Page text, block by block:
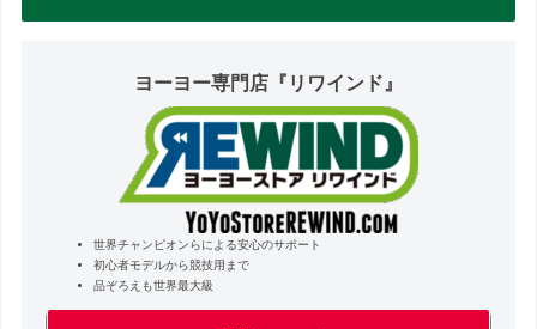
ヨーヨー専門店『リワインド』
世界チャンピオンらによる安心のサポート
初心者モデルから競技用まで
品ぞろえも世界最大級